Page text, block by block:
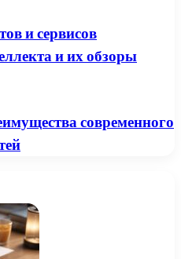
и сервисов
и их обзоры
современного